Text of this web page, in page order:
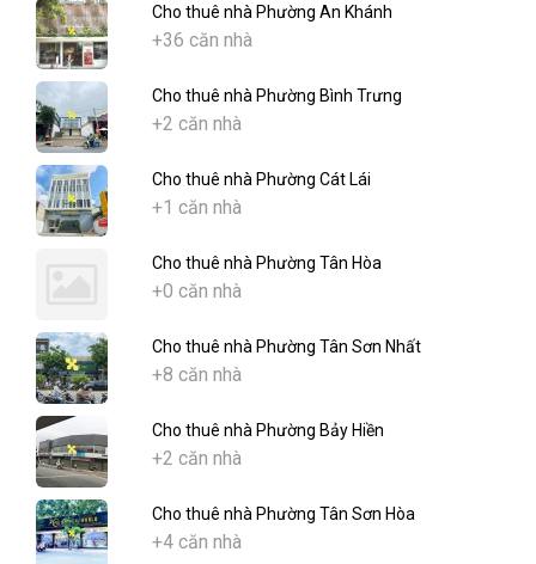
Cho thuê nhà Phường An Khánh
+36 căn nhà
Cho thuê nhà Phường Bình Trưng
+2 căn nhà
Cho thuê nhà Phường Cát Lái
+1 căn nhà
Cho thuê nhà Phường Tân Hòa
+0 căn nhà
Cho thuê nhà Phường Tân Sơn Nhất
+8 căn nhà
Cho thuê nhà Phường Bảy Hiền
+2 căn nhà
Cho thuê nhà Phường Tân Sơn Hòa
+4 căn nhà